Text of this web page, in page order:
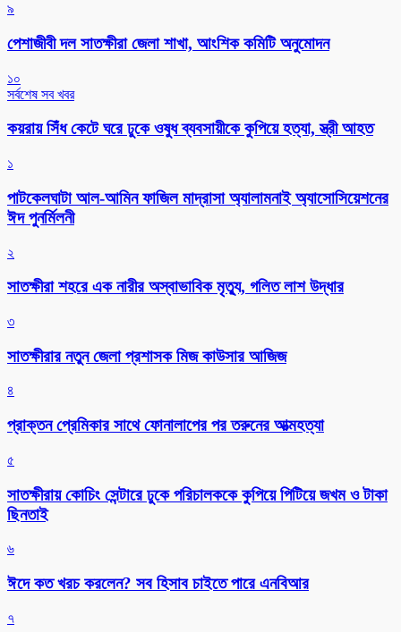
৯
পেশাজীবী দল সাতক্ষীরা জেলা শাখা, আংশিক কমিটি অনুমোদন
১০
সর্বশেষ সব খবর
কয়রায় সিঁধ কেটে ঘরে ঢুকে ওষুধ ব্যবসায়ীকে কুপিয়ে হত্যা, স্ত্রী আহত
১
পাটকেলঘাটা আল-আমিন ফাজিল মাদ্রাসা অ্যালামনাই অ্যাসোসিয়েশনের
ঈদ পুনর্মিলনী
২
সাতক্ষীরা শহরে এক নারীর অস্বাভাবিক মৃত্যু, গলিত লাশ উদ্ধার
৩
সাতক্ষীরার নতুন জেলা প্রশাসক মিজ কাউসার আজিজ
৪
প্রাক্তন প্রেমিকার সাথে ফোনালাপের পর তরুনের আত্মহত্যা
৫
সাতক্ষীরায় কোচিং সেন্টারে ঢুকে পরিচালককে কুপিয়ে পিটিয়ে জখম ও টাকা
ছিনতাই
৬
ঈদে কত খরচ করলেন? সব হিসাব চাইতে পারে এনবিআর
৭